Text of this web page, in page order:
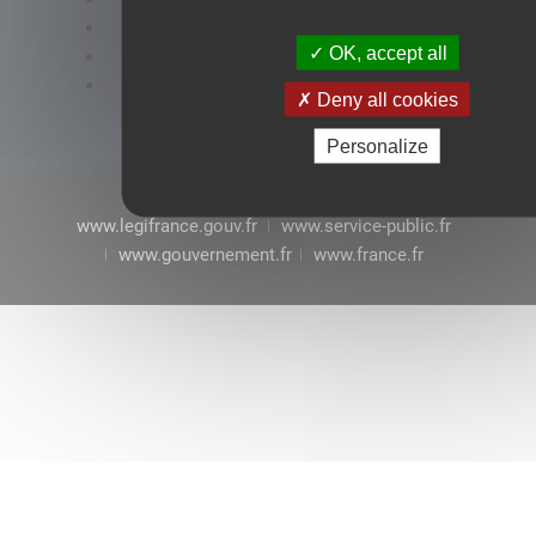
OK, accept all
Deny all cookies
Personalize
www.legifrance.gouv.fr
www.service-public.fr
www.gouvernement.fr
www.france.fr